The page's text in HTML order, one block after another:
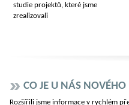
studie projektů, které jsme
zrealizovali
CO JE U NÁS NOVÉHO
Rozšířili jsme informace v rychlém